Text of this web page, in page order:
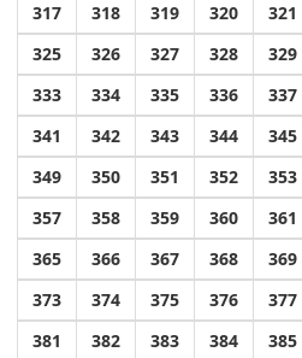
317
318 319 320 321
325
326 327 328 329
333
334 335 336 337
341
342 343 344 345
349
350 351 352 353
357
358 359 360 361
365
366 367 368 369
373
374 375 376 377
381
382 383 384 385